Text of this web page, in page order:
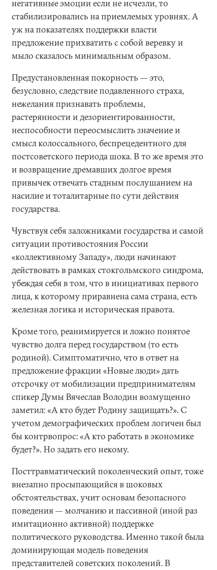
негативные эмоции если не исчезли, то
стабилизировались на приемлемых уровнях. А
уж на показателях поддержки власти
предложение прихватить с собой веревку и
мыло сказалось минимальным образом.
Предустановленная покорность — это,
безусловно, следствие подавленного страха,
нежелания признавать проблемы,
растерянности и дезориентированности,
неспособности переосмыслить значение и
смысл колоссального, беспрецедентного для
постсоветского периода шока. В то же время это
и возвращение дремавших долгое время
привычек отвечать стадным послушанием на
насилие и тоталитарные по сути действия
государства.
Чувствуя себя заложниками государства и самой
ситуации противостояния России
«коллективному Западу», люди начинают
действовать в рамках стокгольмского синдрома,
убеждая себя в том, что в инициативах первого
лица, к которому приравнена сама страна, есть
железная логика и историческая правота.
Кроме того, реанимируется и ложно понятое
чувство долга перед государством (то есть
родиной). Симптоматично, что в ответ на
предложение фракции «Новые люди» дать
отсрочку от мобилизации предпринимателям
спикер Думы Вячеслав Володин возмущенно
заметил: «А кто будет Родину защищать?». С
учетом демографических проблем логичен был
бы контрвопрос: «А кто работать в экономике
будет?». Но задать его некому.
Посттравматический поколенческий опыт, тоже
внезапно просыпающийся в шоковых
обстоятельствах, учит основам безопасного
поведения — молчанию и пассивной (иной раз
имитационно активной) поддержке
политического руководства. Именно такой была
доминирующая модель поведения
представителей советских поколений. В